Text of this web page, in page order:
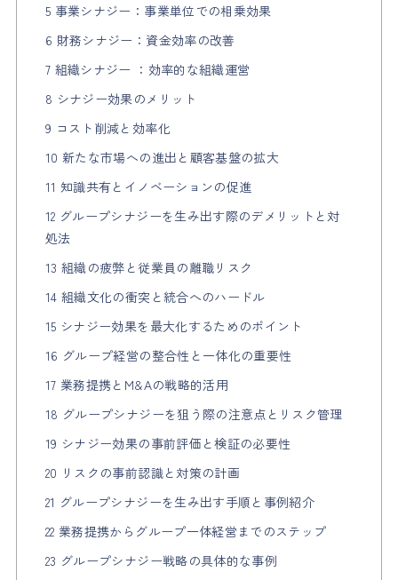
5 事業シナジー：事業単位での相乗効果
6 財務シナジー：資金効率の改善
7 組織シナジー ：効率的な組織運営
8 シナジー効果のメリット
9 コスト削減と効率化
10 新たな市場への進出と顧客基盤の拡大
11 知識共有とイノベーションの促進
12 グループシナジーを生み出す際のデメリットと対
処法
13 組織の疲弊と従業員の離職リスク
14 組織文化の衝突と統合へのハードル
15 シナジー効果を最大化するためのポイント
16 グループ経営の整合性と一体化の重要性
17 業務提携とM&Aの戦略的活用
18 グループシナジーを狙う際の注意点とリスク管理
19 シナジー効果の事前評価と検証の必要性
20 リスクの事前認識と対策の計画
21 グループシナジーを生み出す手順と事例紹介
22 業務提携からグループ一体経営までのステップ
23 グループシナジー戦略の具体的な事例